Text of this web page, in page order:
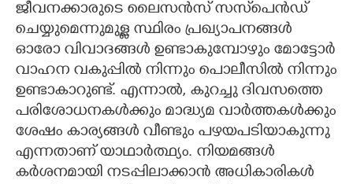
ജീവനക്കാരുടെ ലൈസൻസ് സസ്‌പെൻഡ്
ചെയ്യുമെന്നുമുള്ള സ്ഥിരം പ്രഖ്യാപനങ്ങൾ
ഓരോ വിവാദങ്ങൾ ഉണ്ടാകുമ്പോഴും മോട്ടോർ
വാഹന വകുപ്പിൽ നിന്നും പൊലീസിൽ നിന്നും
ഉണ്ടാകാറുണ്ട്. എന്നാൽ, കുറച്ചു ദിവസത്തെ
പരിശോധനകൾക്കും മാദ്ധ്യമ വാർത്തകൾക്കും
ശേഷം കാര്യങ്ങൾ വീണ്ടും പഴയപടിയാകുന്നു
എന്നതാണ് യാഥാർത്ഥ്യം. നിയമങ്ങൾ
കർശനമായി നടപ്പിലാക്കാൻ അധികാരികൾ